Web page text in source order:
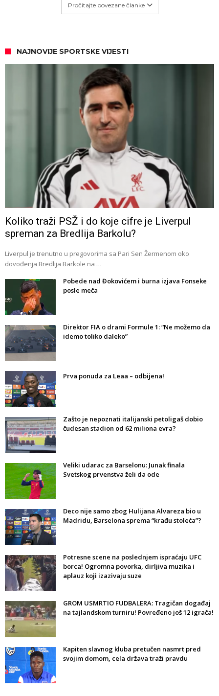
Pročitajte povezane članke
NAJNOVIJE SPORTSKE VIJESTI
Koliko traži PSŽ i do koje cifre je Liverpul
spreman za Bredlija Barkolu?
Liverpul je trenutno u pregovorima sa Pari Sen Žermenom oko
dovođenja Bredlija Barkole na …
Pobede nad Đokovićem i burna izjava Fonseke
posle meča
Direktor FIA o drami Formule 1: “Ne možemo da
idemo toliko daleko”
Prva ponuda za Leaa – odbijena!
Zašto je nepoznati italijanski petoligaš dobio
čudesan stadion od 62 miliona evra?
Veliki udarac za Barselonu: Junak finala
Svetskog prvenstva želi da ode
Deco nije samo zbog Hulijana Alvareza bio u
Madridu, Barselona sprema “krađu stoleća”?
Potresne scene na poslednjem ispraćaju UFC
borca! Ogromna povorka, dirljiva muzika i
aplauz koji izazivaju suze
GROM USMRTIO FUDBALERA: Tragičan događaj
na tajlandskom turniru! Povređeno još 12 igrača!
Kapiten slavnog kluba pretučen nasmrt pred
svojim domom, cela država traži pravdu